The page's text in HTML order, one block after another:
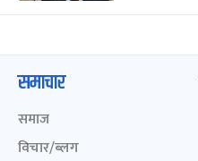
समाचार
समाज
विचार/ब्लग